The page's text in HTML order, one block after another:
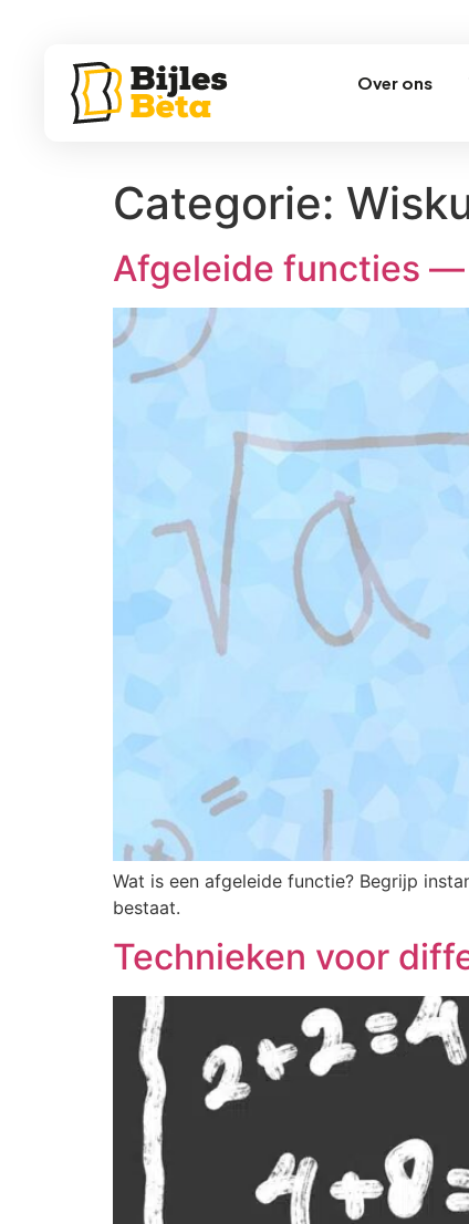
Over ons
Categorie:
Afgeleide functies
Wat is een afgeleide functie? Begrijp
bestaat.
Technieken voor